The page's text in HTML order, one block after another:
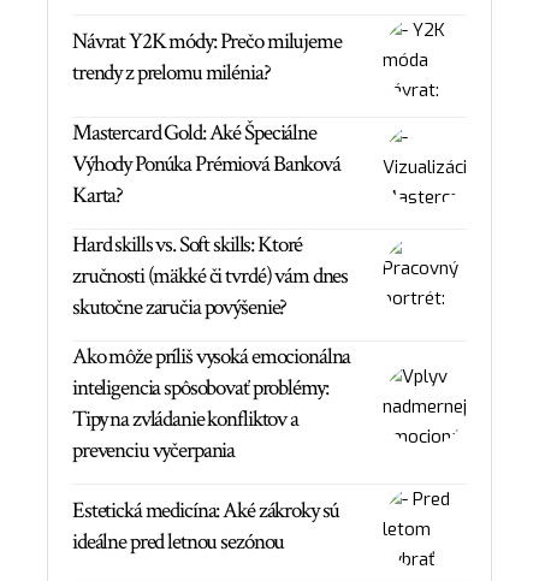
Návrat Y2K módy: Prečo milujeme
trendy z prelomu milénia?
Mastercard Gold: Aké Špeciálne
Výhody Ponúka Prémiová Banková
Karta?
Hard skills vs. Soft skills: Ktoré
zručnosti (mäkké či tvrdé) vám dnes
skutočne zaručia povýšenie?
Ako môže príliš vysoká emocionálna
inteligencia spôsobovať problémy:
Tipy na zvládanie konfliktov a
prevenciu vyčerpania
Estetická medicína: Aké zákroky sú
ideálne pred letnou sezónou